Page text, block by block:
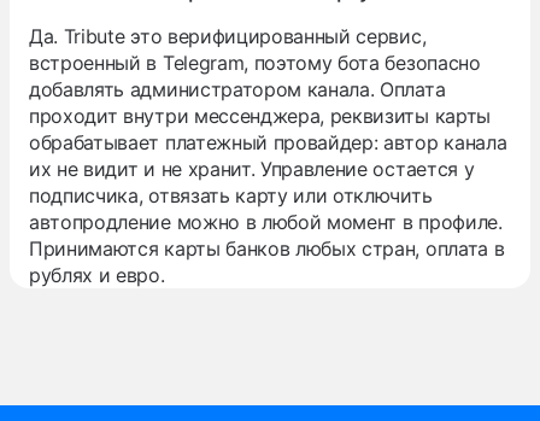
Да. Tribute это верифицированный сервис,
встроенный в Telegram, поэтому бота безопасно
добавлять администратором канала. Оплата
проходит внутри мессенджера, реквизиты карты
обрабатывает платежный провайдер: автор канала
их не видит и не хранит. Управление остается у
подписчика, отвязать карту или отключить
автопродление можно в любой момент в профиле.
Принимаются карты банков любых стран, оплата в
рублях и евро.